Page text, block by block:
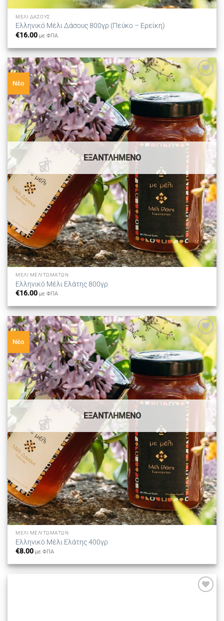
ΜΈΛΙ ΔΆΣΟΥΣ
Ελληνικό Μέλι Δάσους 800γρ (Πεύκο – Ερείκη)
€16.00 με ΦΠΑ
Νέο
Προσθήκη
στη λίστα
επιθυμιών
ΕΞΑΝΤΛΗΜΈΝΟ
ΜΈΛΙ ΜΕΛΙΤΩΜΆΤΩΝ
Ελληνικό Μέλι Ελάτης 800γρ
€16.00 με ΦΠΑ
Νέο
Προσθήκη
στη λίστα
επιθυμιών
ΕΞΑΝΤΛΗΜΈΝΟ
ΜΈΛΙ ΜΕΛΙΤΩΜΆΤΩΝ
Ελληνικό Μέλι Ελάτης 400γρ
€8.00 με ΦΠΑ